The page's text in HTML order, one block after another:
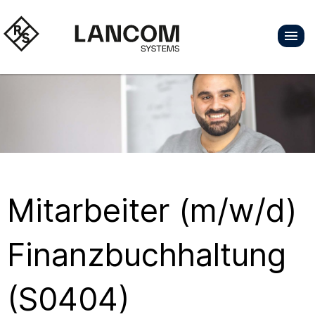
Mitarbeiter (m/w/d)
Finanzbuchhaltung
(S0404)